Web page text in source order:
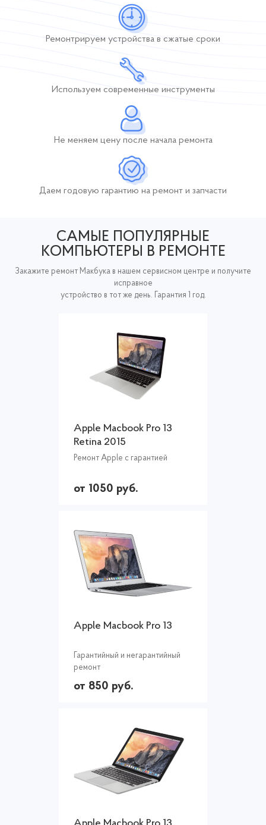
Ремонтрируем устройства в сжатые сроки
Используем современные инструменты
Не меняем цену после начала ремонта
Даем годовую гарантию на ремонт и запчасти
САМЫЕ ПОПУЛЯРНЫЕ
КОМПЬЮТЕРЫ В РЕМОНТЕ
Закажите ремонт Макбука в нашем сервисном центре и получите
исправное
устройство в тот же день. Гарантия 1 год.
Apple Macbook Pro 13
Retina 2015
Ремонт Apple с гарантией
от 1050 руб.
Apple Macbook Pro 13
Гарантийный и негарантийный
ремонт
от 850 руб.